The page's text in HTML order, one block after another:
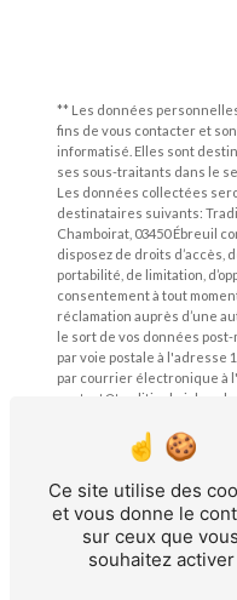
** Les données
fins de vous contacter et
informatisé. Elles sont
ses sous-traitants dans le
Les données collectées
destinataires suivants:
Chamboirat, 03450 Ébreuil
disposez de droits d’accès,
portabilité, de limitation,
consentement à tout
réclamation auprès d’une
le sort de vos données
par voie postale à l'adresse
par courrier électronique à
vous être demandé. Nous
période de prise de
légale aux fins probatoires
le droit de vous inscrire sur
téléphonique, disponible à
le site cnil.fr pour plus
Ce site utilise des
et vous donne le
sur ceux que vous
souhaitez activer